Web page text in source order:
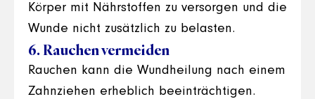
Körper mit Nährstoffen zu versorgen und die
Wunde nicht zusätzlich zu belasten.
6. Rauchen vermeiden
Rauchen kann die Wundheilung nach einem
Zahnziehen erheblich beeinträchtigen.